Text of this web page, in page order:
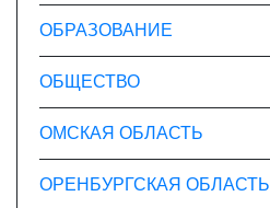
ОБРАЗОВАНИЕ
ОБЩЕСТВО
ОМСКАЯ ОБЛАСТЬ
ОРЕНБУРГСКАЯ ОБЛАСТЬ